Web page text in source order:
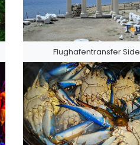
Flughafentransfer Side